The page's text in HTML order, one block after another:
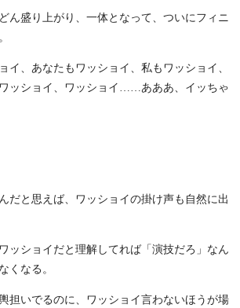
ん盛り上がり、一体となって、ついにフィニ
イ、あなたもワッショイ、私もワッショイ、
ッショイ、ワッショイ……あああ、イッちゃ
だと思えば、ワッショイの掛け声も自然に出
ッショイだと理解してれば「演技だろ」なん
くなる。
担いでるのに、ワッショイ言わないほうが場